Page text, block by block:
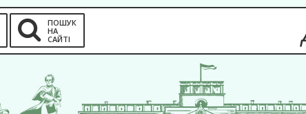
ПОШУК
НА
САЙТІ